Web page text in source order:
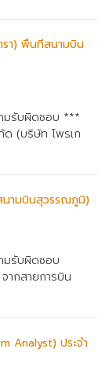
รา) พื้นที่สนามบิน
มรับผิดชอบ ***
ด (บริษัท โพรเก
นามบินสุวรรณภูมิ)
มรับผิดชอบ
จากสายการบิน
Analyst) ประจำ